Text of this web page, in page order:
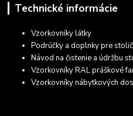
Technické informácie
Vzorkovníky látky
Podrúčky a doplnky pre
Návod na čistenie a údržbu
Vzorkovníky RAL práškové
Vzorkovníky nábytkových